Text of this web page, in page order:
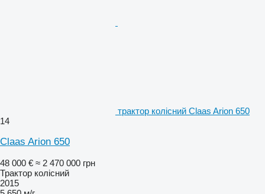
трактор колісний Claas Arion 650
14
Claas Arion 650
48 000 € ≈ 2 470 000 грн
Трактор колісний
2015